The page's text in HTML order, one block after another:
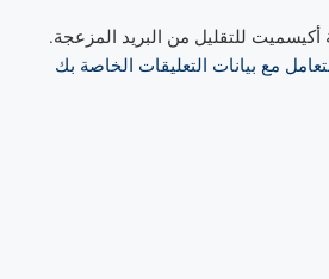
للتقليل من البريد المزعجة.
مع بيانات التعليقات الخاصة بك